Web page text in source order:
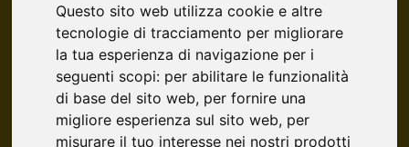
Questo sito web utilizza cookie e altre
tecnologie di tracciamento per migliorare
la tua esperienza di navigazione per i
seguenti scopi: per abilitare le funzionalità
di base del sito web, per fornire una
migliore esperienza sul sito web, per
misurare il tuo interesse nei nostri prodotti
Tutte le Tipologie